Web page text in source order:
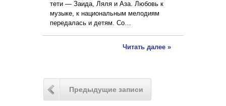
тети — Заида, Ляля и Аза. Любовь к
музыке, к национальным мелодиям
передалась и детям. Со…
Читать далее »
Предыдущие записи